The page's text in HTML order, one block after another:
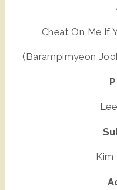
Cheat On Me If
(Barampimyeon
Kim